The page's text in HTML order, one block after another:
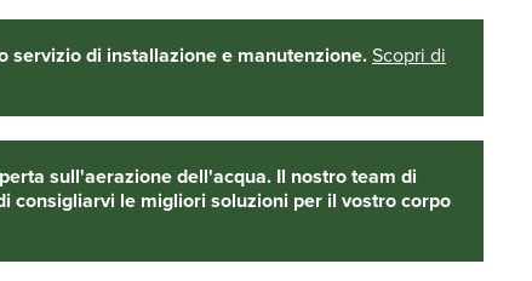
servizio di installazione e manutenzione.Scopri di
sull'aerazione dell'acqua. Il nostro team di
consigliarvi le migliori soluzioni per il vostro corpo